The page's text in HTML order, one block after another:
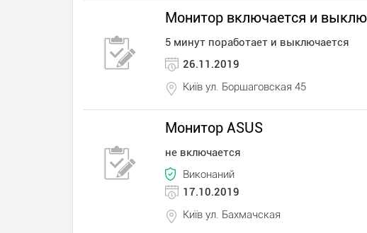
Монитор включается и
5 минут поработает и выключается
26.11.2019
Київ ул. Борщаговская 45
Монитор ASUS
не включается
Виконаний
17.10.2019
Київ ул. Бахмачская